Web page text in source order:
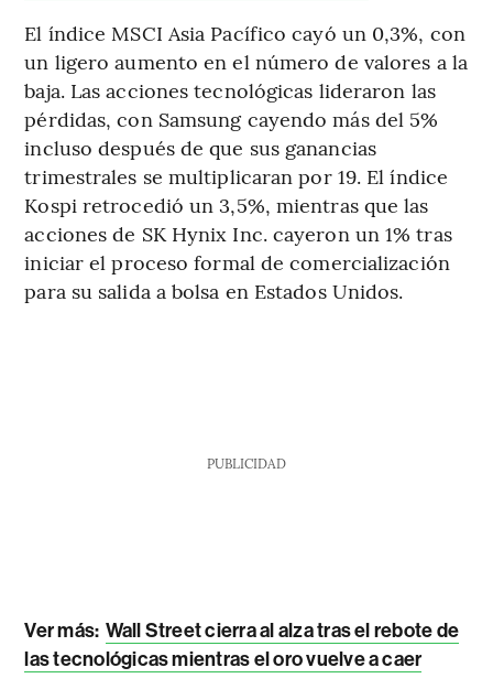
El índice MSCI Asia Pacífico cayó un 0,3%, con
un ligero aumento en el número de valores a la
baja. Las acciones tecnológicas lideraron las
pérdidas, con Samsung cayendo más del 5%
incluso después de que sus ganancias
trimestrales se multiplicaran por 19. El índice
Kospi retrocedió un 3,5%, mientras que las
acciones de SK Hynix Inc. cayeron un 1% tras
iniciar el proceso formal de comercialización
para su salida a bolsa en Estados Unidos.
PUBLICIDAD
Ver más: Wall Street cierra al alza tras el rebote de
las tecnológicas mientras el oro vuelve a caer